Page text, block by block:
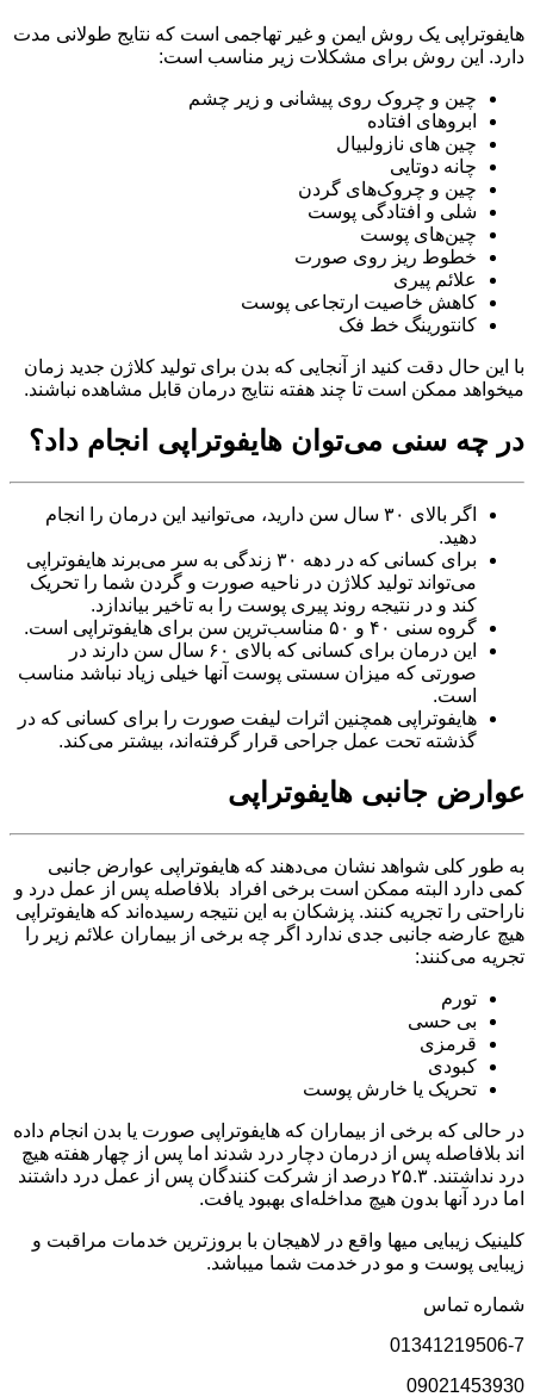
هایفوتراپی یک روش ایمن و غیر تهاجمی است که نتایج طولانی مدت
دارد. این روش برای مشکلات زیر مناسب است:
چین و چروک روی پیشانی و زیر چشم
ابروهای افتاده
چین های نازولبیال
چانه دوتایی
چین و چروک‌های گردن
شلی و افتادگی پوست
چین‌های پوست
خطوط ریز روی صورت
علائم پیری
کاهش خاصیت ارتجاعی پوست
کانتورینگ خط فک
با این حال دقت کنید از آنجایی که بدن برای تولید کلاژن جدید زمان
میخواهد ممکن است تا چند هفته نتایج درمان قابل مشاهده نباشند.
در چه سنی می‌توان هایفوتراپی انجام داد؟
اگر بالای ۳۰ سال سن دارید، می‌توانید این درمان را انجام
دهید.
برای کسانی که در دهه ۳۰ زندگی به سر می‌برند هایفوتراپی
می‌تواند تولید کلاژن در ناحیه صورت و گردن شما را تحریک
کند و در نتیجه روند پیری پوست را به تاخیر بیاندازد.
گروه سنی ۴۰ و ۵۰ مناسب‌ترین سن برای هایفوتراپی است.
این درمان برای کسانی که بالای ۶۰ سال سن دارند در
صورتی که میزان سستی پوست آنها خیلی زیاد نباشد مناسب
است.
هایفوتراپی همچنین اثرات لیفت صورت را برای کسانی که در
گذشته تحت عمل جراحی قرار گرفته‌اند، بیشتر می‌کند.
عوارض جانبی هایفوتراپی
به طور کلی شواهد نشان می‌دهند که هایفوتراپی عوارض جانبی
کمی دارد البته ممکن است برخی افراد بلافاصله پس از عمل درد و
ناراحتی را تجریه کنند. پزشکان به این نتیجه رسیده‌اند که هایفوتراپی
هیچ عارضه جانبی جدی ندارد اگر چه برخی از بیماران علائم زیر را
تجریه می‌کنند:
تورم
بی حسی
قرمزی
کبودی
تحریک یا خارش پوست
در حالی که برخی از بیماران که هایفوتراپی صورت یا بدن انجام داده
اند بلافاصله پس از درمان دچار درد شدند اما پس از چهار هفته هیچ
درد نداشتند. ۲۵.۳ درصد از شرکت کنندگان پس از عمل درد داشتند
اما درد آنها بدون هیچ مداخله‌ای بهبود یافت.
کلینیک زیبایی میها واقع در لاهیجان با بروزترین خدمات مراقبت و
زیبایی پوست و مو در خدمت شما میباشد.
شماره تماس
01341219506-7
09021453930